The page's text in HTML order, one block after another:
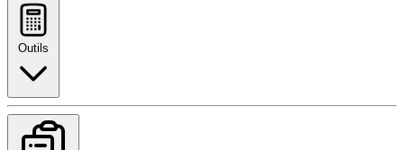
Outils